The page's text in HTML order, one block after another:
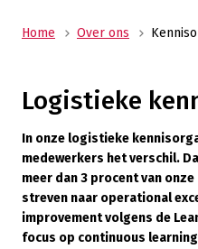
Home Over ons
Logistieke
In onze logistieke
medewerkers het verschil.
meer dan 3 procent van
streven naar operational
improvement volgens de
focus op continuous